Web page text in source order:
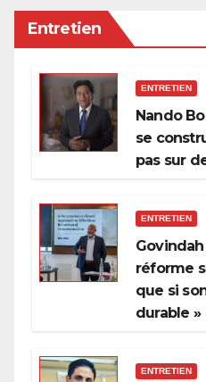
Entretien
ENTRETIEN
Nando
se
pas sur
ENTRETIEN
Govindah
réforme
que si
durable »
ENTRETIEN